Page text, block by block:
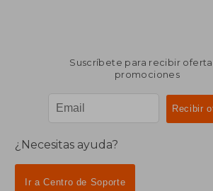
Suscríbete para recibir
promociones
¿Necesitas ayuda?
Ir a Centro de Soporte